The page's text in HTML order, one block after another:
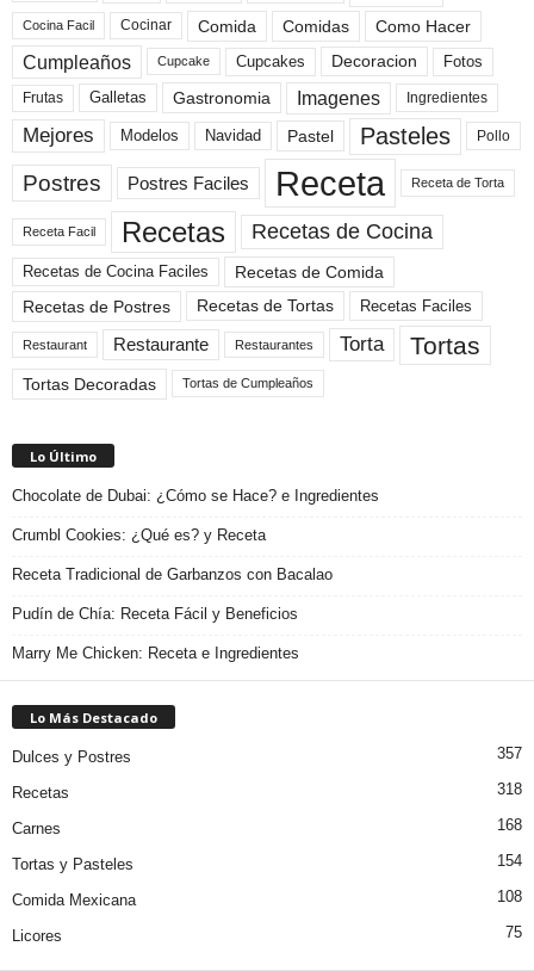
Cocina Facil Cocinar Comida Comidas Como Hacer
Cumpleaños Cupcake Cupcakes Decoracion Fotos
Frutas Galletas Gastronomia Imagenes Ingredientes
Mejores Modelos Navidad Pastel Pasteles Pollo
Postres Postres Faciles Receta Receta de Torta
Receta Facil Recetas Recetas de Cocina
Recetas de Cocina Faciles
Recetas de Comida
Recetas de Postres
Recetas de Tortas Recetas Faciles
Restaurant Restaurante Restaurantes Torta Tortas
Tortas Decoradas Tortas de Cumpleaños
Lo Último
Chocolate de Dubai: ¿Cómo se Hace? e Ingredientes
Crumbl Cookies: ¿Qué es? y Receta
Receta Tradicional de Garbanzos con Bacalao
Pudín de Chía: Receta Fácil y Beneficios
Marry Me Chicken: Receta e Ingredientes
Lo Más Destacado
Dulces y Postres 357
Recetas 318
Carnes 168
Tortas y Pasteles 154
Comida Mexicana 108
Licores 75